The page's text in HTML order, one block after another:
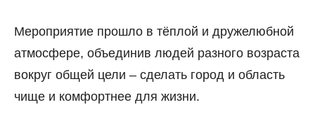
Мероприятие прошло в тёплой и дружелюбной
атмосфере, объединив людей разного возраста
вокруг общей цели – сделать город и область
чище и комфортнее для жизни.